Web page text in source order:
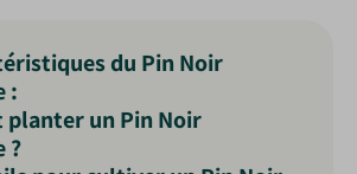
du Pin Noir
:
planter un Pin Noir
?